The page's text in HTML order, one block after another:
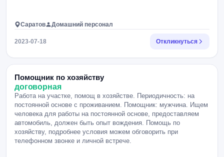
Саратов Домашний персонал
2023-07-18 Откликнуться
Помощник по хозяйству
договорная
Работа на участке, помощ в хозяйстве. Периодичность: на
постоянной основе с проживанием. Помощник: мужчина. Ищем
человека для работы на постоянной основе, предоставляем
автомобиль, должен быть опыт вождения. Помощь по
хозяйству, подробнее условия можем обговорить при
телефонном звонке и личной встрече.